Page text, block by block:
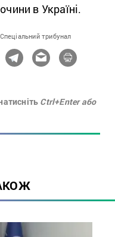
в Україні.
Спеціальний трибунал
Ctrl+Enter або